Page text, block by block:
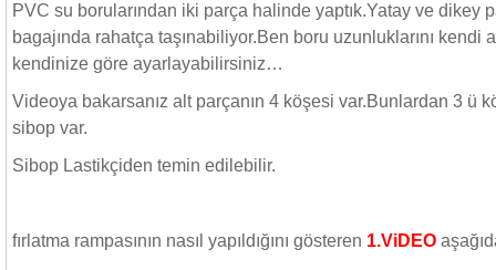
PVC su borularından iki parça halinde yaptık.Yatay ve dikey
bagajında rahatça taşınabiliyor.Ben boru uzunluklarını kendi
kendinize göre ayarlayabilirsiniz…
Videoya bakarsanız alt parçanın 4 köşesi var.Bunlardan 3 ü
sibop var.
Sibop Lastikçiden temin edilebilir.
fırlatma rampasının nasıl yapıldığını gösteren 1.ViDEO